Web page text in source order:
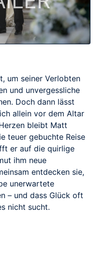
um seiner Verlobten
und unvergessliche
Doch dann lässt
allein vor dem Altar
bleibt Matt
teuer gebuchte Reise
er auf die quirlige
ihm neue
entdecken sie,
unerwartete
– und dass Glück oft
nicht sucht.